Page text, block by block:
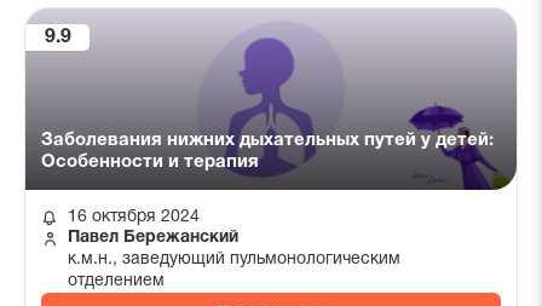
9.9
Заболевания нижних дыхательных путей у детей:
Особенности и терапия
16 октября 2024
Павел Бережанский
к.м.н., заведующий пульмонологическим
отделением